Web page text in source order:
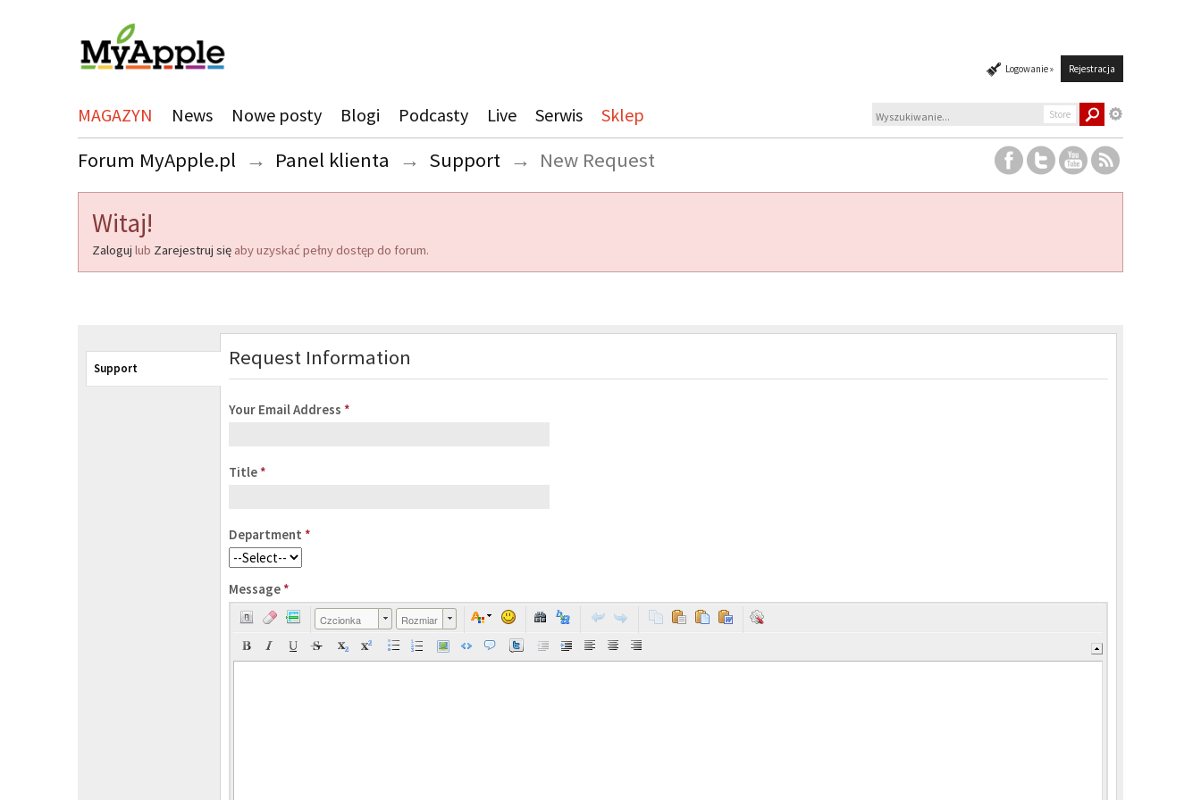
Logowanie » Rejestracja
MAGAZYN News Nowe posty Blogi Podcasty Live Serwis Sklep Store
Forum MyApple.pl → Panel klienta → Support → New Request
Witaj!
Zaloguj lub Zarejestruj się aby uzyskać pełny dostęp do forum.
Support Request Information
Your Email Address *
Title *
Department *
Message *
Czcionka Rozmiar